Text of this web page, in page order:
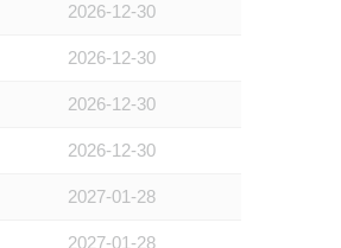
2026-12-30
2026-12-30
2026-12-30
2026-12-30
2027-01-28
2027-01-28